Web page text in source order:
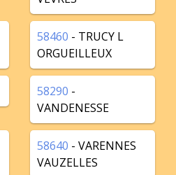
58460 - TRUCY L
ORGUEILLEUX
58290 -
VANDENESSE
58640 - VARENNES
VAUZELLES